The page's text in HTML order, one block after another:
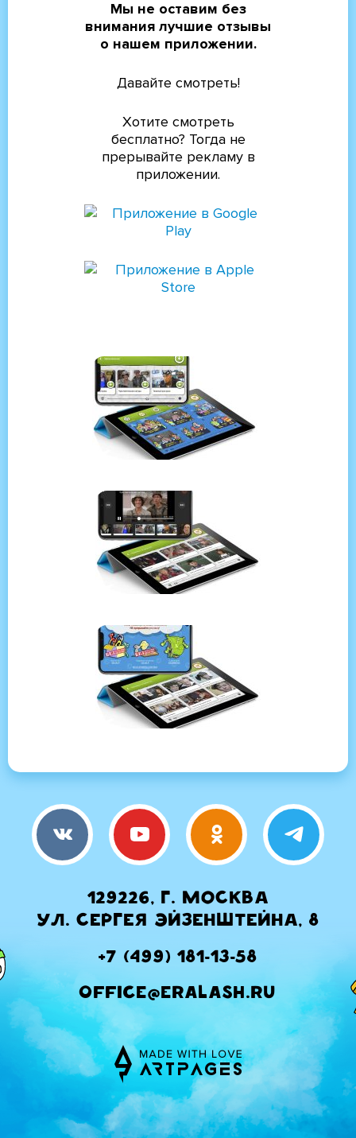
Мы не оставим без
внимания лучшие отзывы
о нашем приложении.
Давайте смотреть!
Хотите смотреть
бесплатно? Тогда не
прерывайте рекламу в
приложении.
129226, г. Москва
ул. Сергея Эйзенштейна, 8
+7 (499) 181-13-58
office@eralash.ru